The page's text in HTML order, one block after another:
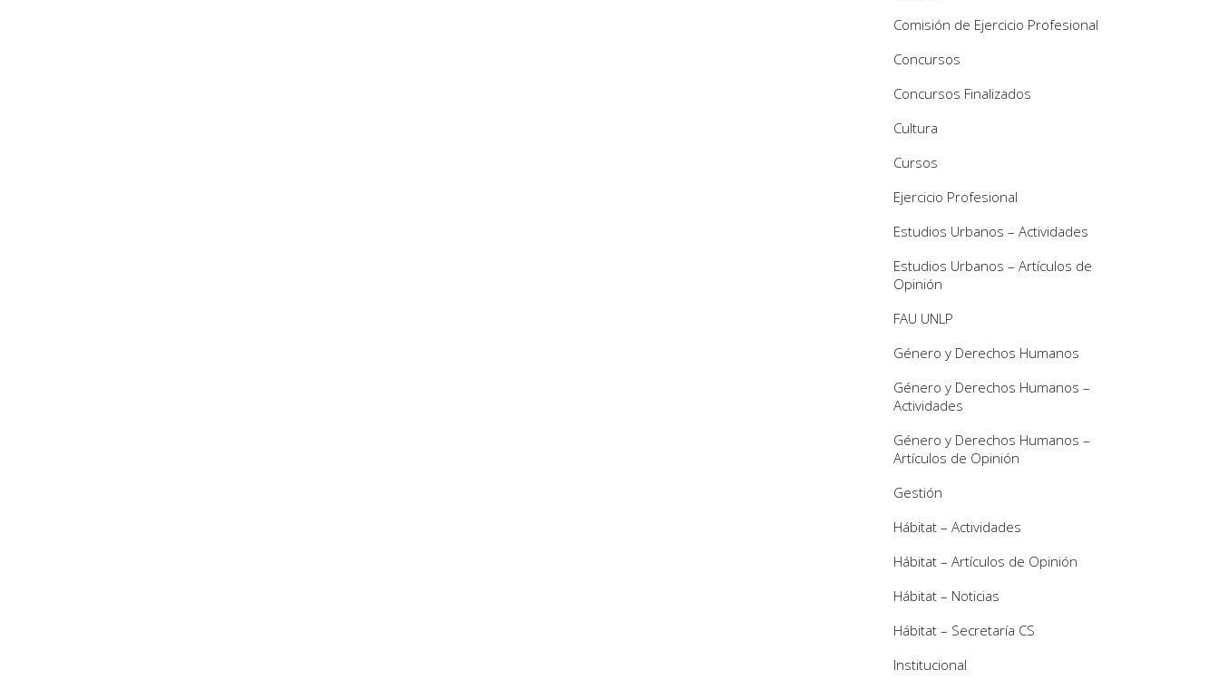
Comisión de Ejercicio Profesional
Concursos
Concursos Finalizados
Cultura
Cursos
Ejercicio Profesional
Estudios Urbanos – Actividades
Estudios Urbanos – Artículos de
Opinión
FAU UNLP
Género y Derechos Humanos
Género y Derechos Humanos –
Actividades
Género y Derechos Humanos –
Artículos de Opinión
Gestión
Hábitat – Actividades
Hábitat – Artículos de Opinión
Hábitat – Noticias
Hábitat – Secretaría CS
Institucional